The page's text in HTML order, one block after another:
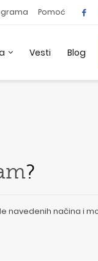
Pomoć
Vesti Blog
?
navedenih načina i